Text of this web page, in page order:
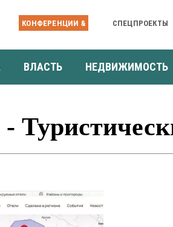
КОНФЕРЕНЦИИ & СПЕЦПРОЕКТЫ
ВЛАСТЬ НЕДВИЖИМОСТЬ